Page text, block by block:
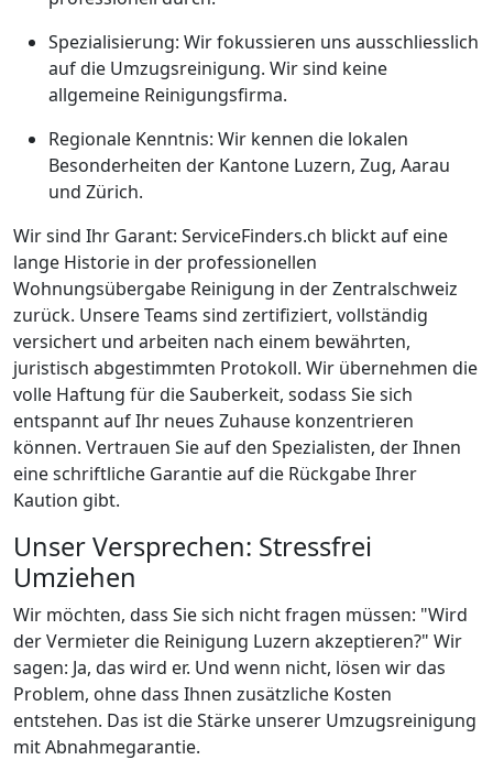
Spezialisierung: Wir fokussieren uns ausschliesslich
auf die Umzugsreinigung. Wir sind keine
allgemeine Reinigungsfirma.
Regionale Kenntnis: Wir kennen die lokalen
Besonderheiten der Kantone Luzern, Zug, Aarau
und Zürich.
Wir sind Ihr Garant: ServiceFinders.ch blickt auf eine
lange Historie in der professionellen
Wohnungsübergabe Reinigung in der Zentralschweiz
zurück. Unsere Teams sind zertifiziert, vollständig
versichert und arbeiten nach einem bewährten,
juristisch abgestimmten Protokoll. Wir übernehmen die
volle Haftung für die Sauberkeit, sodass Sie sich
entspannt auf Ihr neues Zuhause konzentrieren
können. Vertrauen Sie auf den Spezialisten, der Ihnen
eine schriftliche Garantie auf die Rückgabe Ihrer
Kaution gibt.
Unser Versprechen: Stressfrei
Umziehen
Wir möchten, dass Sie sich nicht fragen müssen: "Wird
der Vermieter die Reinigung Luzern akzeptieren?" Wir
sagen: Ja, das wird er. Und wenn nicht, lösen wir das
Problem, ohne dass Ihnen zusätzliche Kosten
entstehen. Das ist die Stärke unserer Umzugsreinigung
mit Abnahmegarantie.